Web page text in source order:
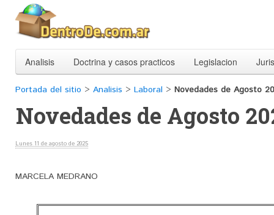
Analisis Doctrina y casos practicos Legislacion
Portada del sitio > Analisis > Laboral > Novedades de Agosto
Novedades de Agosto
Lunes 11 de agosto de 2025
MARCELA MEDRANO